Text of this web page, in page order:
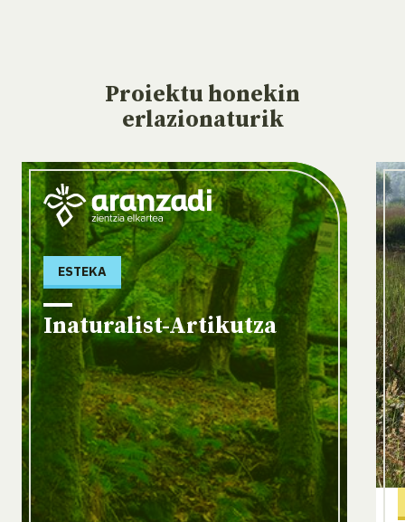
Proiektu honekin
erlazionaturik
ESTEKA
Inaturalist-Artikutza